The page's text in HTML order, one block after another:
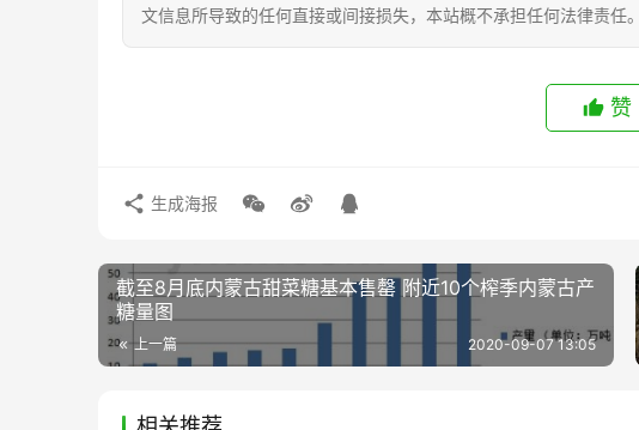
文信息所导致的任何直接或间接损失，本站概不承担任何法律责任。
赞
生成海报
截至8月底内蒙古甜菜糖基本售罄 附近10个榨季内蒙古产
糖量图
上一篇 2020-09-07 13:05